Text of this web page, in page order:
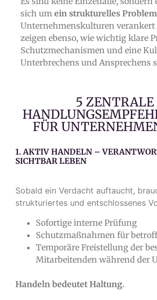
sich um ein strukturelles Problem
Unternehmenskulturen verankert
zeigen ebenso, wie wichtig klare
Schutzmechanismen und eine
Unterbrechens und Ansprechens
5 ZENTRALE
FÜR
1. AKTIV HANDELN –
SICHTBAR LEBEN
Sobald ein Verdacht auftaucht,
strukturiertes und entschlossenes
Sofortige interne Prüfung
Schutzmaßnahmen für
Temporäre Freistellung der
Mitarbeitenden während der
Handeln bedeutet Haltung.